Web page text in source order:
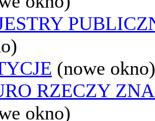
(nowe okno)
RZECZY
okno)